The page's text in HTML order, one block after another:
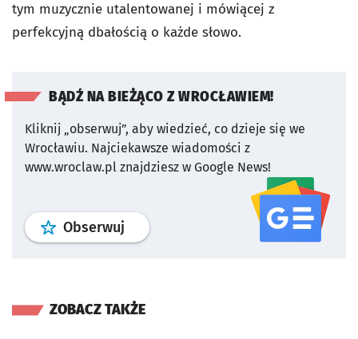
tym muzycznie utalentowanej i mówiącej z
perfekcyjną dbałością o każde słowo.
BĄDŹ NA BIEŻĄCO Z WROCŁAWIEM!
Kliknij „obserwuj”, aby wiedzieć, co dzieje się we
Wrocławiu. Najciekawsze wiadomości z
www.wroclaw.pl znajdziesz w Google News!
Obserwuj profil serwisu
ZOBACZ TAKŻE